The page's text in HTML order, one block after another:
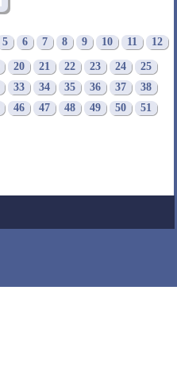
5 6 7 8 9 10 11 12
20 21 22 23 24
25
33 34 35 36 37
38
46 47 48 49 50
51